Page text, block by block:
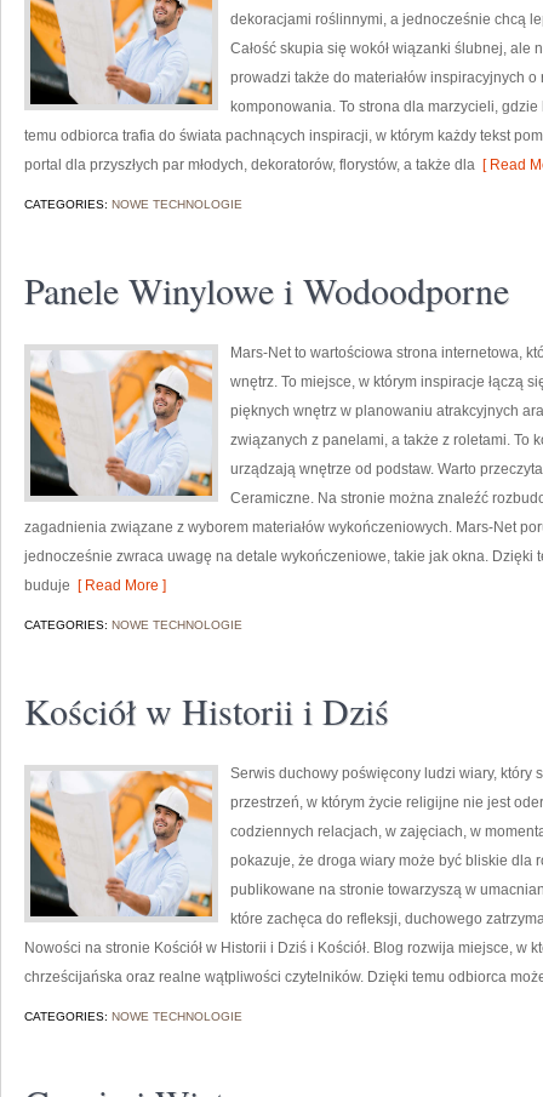
dekoracjami roślinnymi, a jednocześnie chcą
Całość skupia się wokół wiązanki ślubnej, ale
prowadzi także do materiałów inspiracyjnych
komponowania. To strona dla marzycieli,
temu odbiorca trafia do świata pachnących inspiracji, w którym każdy tekst
portal dla przyszłych par młodych, dekoratorów, florystów, a także dla [ Read
CATEGORIES: NOWE TECHNOLOGIE
Panele Winylowe i Wodoodporne
Mars-Net to wartościowa strona internetowa,
wnętrz. To miejsce, w którym inspiracje łączą
pięknych wnętrz w planowaniu atrakcyjnych
związanych z panelami, a także z roletami. To
urządzają wnętrze od podstaw. Warto
Ceramiczne. Na stronie można znaleźć
zagadnienia związane z wyborem materiałów wykończeniowych. Mars-Net
jednocześnie zwraca uwagę na detale wykończeniowe, takie jak okna. Dzięki
buduje [ Read More ]
CATEGORIES: NOWE TECHNOLOGIE
Kościół w Historii i Dziś
Serwis duchowy poświęcony ludzi wiary, który
przestrzeń, w którym życie religijne nie jest
codziennych relacjach, w zajęciach, w
pokazuje, że droga wiary może być bliskie dla
publikowane na stronie towarzyszą w
które zachęca do refleksji, duchowego
Nowości na stronie Kościół w Historii i Dziś i Kościół. Blog rozwija miejsce, w
chrześcijańska oraz realne wątpliwości czytelników. Dzięki temu odbiorca
CATEGORIES: NOWE TECHNOLOGIE